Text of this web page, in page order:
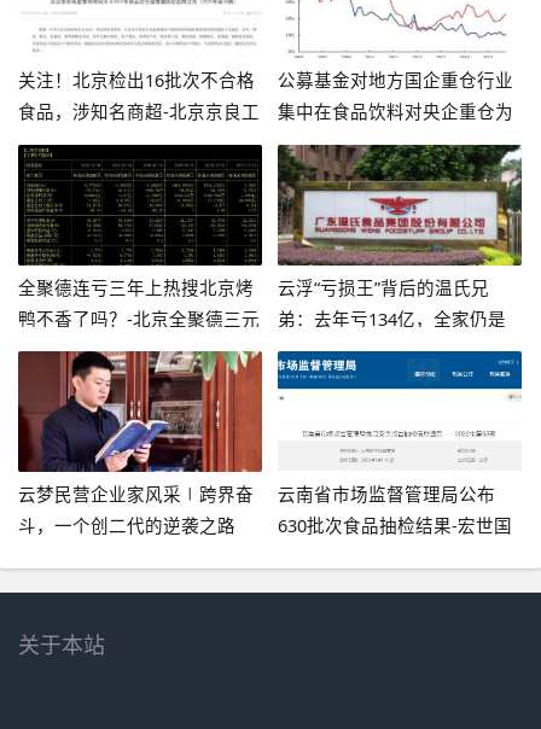
关注！北京检出16批次不合格
食品，涉知名商超-北京京良工
贸有限责任公司
公募基金对地方国企重仓行业
集中在食品饮料对央企重仓为
国防军工、房地产和商贸零售-
基金重仓股票好吗
全聚德连亏三年上热搜北京烤
鸭不香了吗？-北京全聚德三元
金星食品公司
云浮“亏损王”背后的温氏兄
弟：去年亏134亿，全家仍是
亿万富豪-广东温氏食品集团有
限公司io
云梦民营企业家风采∣跨界奋
斗，一个创二代的逆袭之路
总经理李云明-民营上市公司高
云南省市场监督管理局公布
630批次食品抽检结果-宏世国
关于本站